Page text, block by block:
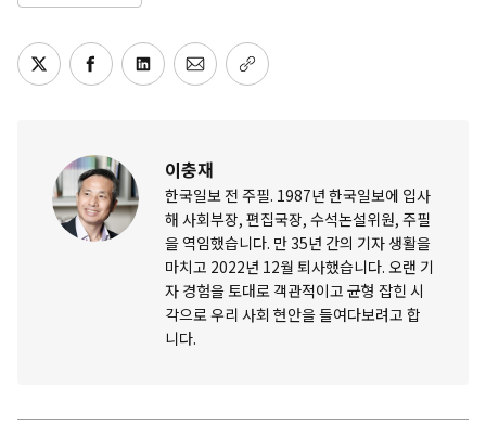
이충재
한국일보 전 주필. 1987년 한국일보에 입사
해 사회부장, 편집국장, 수석논설위원, 주필
을 역임했습니다. 만 35년 간의 기자 생활을
마치고 2022년 12월 퇴사했습니다. 오랜 기
자 경험을 토대로 객관적이고 균형 잡힌 시
각으로 우리 사회 현안을 들여다보려고 합
니다.